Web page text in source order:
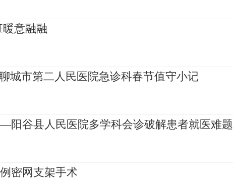
意融融
城市第二人民医院急诊科春节值守小记
谷县人民医院多学科会诊破解患者就医难题
密网支架手术